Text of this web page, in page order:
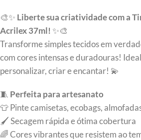
🎨✨ Liberte sua criatividade com a
Acrilex 37ml! ✨🎨
Transforme simples tecidos em
com cores intensas e duradouras!
personalizar, criar e encantar! 💫
🧵 Perfeita para artesanato
👕 Pinte camisetas, ecobags,
🖌️ Secagem rápida e ótima cobertura
🌈 Cores vibrantes que resistem ao